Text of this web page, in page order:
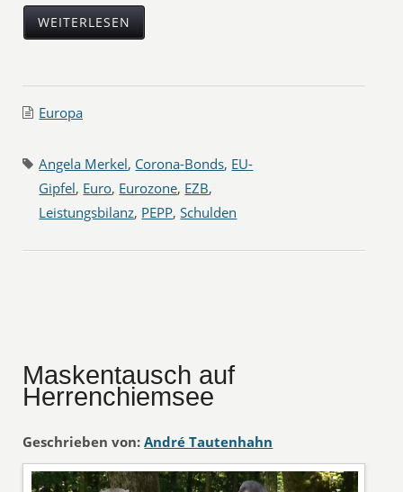
WEITERLESEN
Europa
Angela Merkel, Corona-Bonds, EU-
Gipfel, Euro, Eurozone, EZB,
Leistungsbilanz, PEPP,Schulden
Maskentausch auf
Herrenchiemsee
Geschrieben von: André Tautenhahn